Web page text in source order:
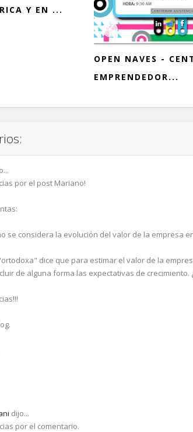
Y EN ...
OPEN NAVES -
EMPRENDEDOR...
por el post Mariano!
se considera la evolución del valor de la empresa
dice que para estimar el valor de la
de alguna forma las expectativas de crecimiento.
dijo...
por el comentario.